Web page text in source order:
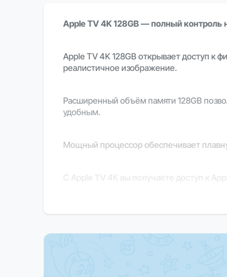
Apple TV 4K 128GB — полный контроль
Apple TV 4K 128GB открывает доступ к
реалистичное изображение.
Расширенный объём памяти 128GB
удобным.
Мощный процессор обеспечивает
С Apple TV 4K вы получаете доступ к